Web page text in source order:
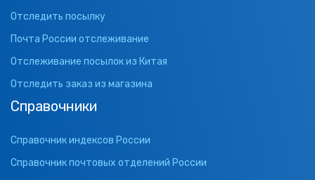
Отследить посылку
Почта России отслеживание
Отслеживание посылок из Китая
Отследить заказ из магазина
Справочники
Справочник индексов России
Справочник почтовых отделений России